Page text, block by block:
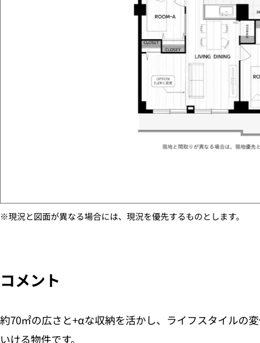
※現況と図面が異なる場合には、現況を優先するものとします。
コメント
約70㎡の広さと+αな収納を活かし、ライフスタイルの
いける物件です。